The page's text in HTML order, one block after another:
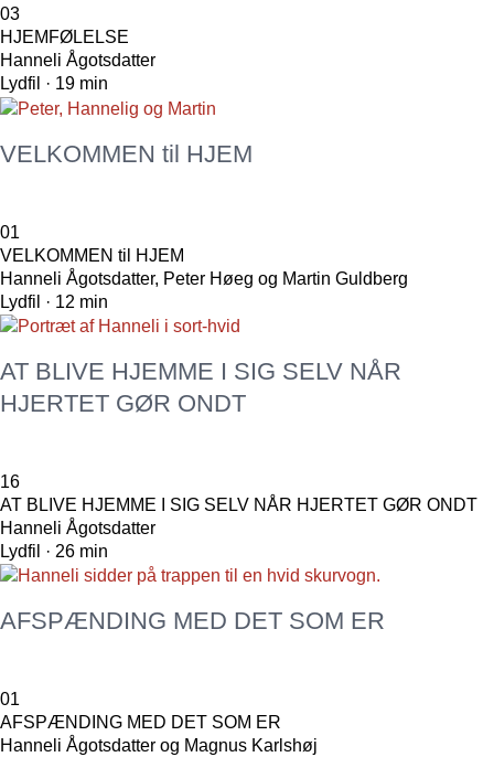
03
HJEMFØLELSE
Hanneli Ågotsdatter
Lydfil · 19 min
VELKOMMEN til HJEM
01
VELKOMMEN til HJEM
Hanneli Ågotsdatter, Peter Høeg og Martin Guldberg
Lydfil · 12 min
AT BLIVE HJEMME I SIG SELV NÅR
HJERTET GØR ONDT
16
AT BLIVE HJEMME I SIG SELV NÅR HJERTET GØR ONDT
Hanneli Ågotsdatter
Lydfil · 26 min
AFSPÆNDING MED DET SOM ER
01
AFSPÆNDING MED DET SOM ER
Hanneli Ågotsdatter og Magnus Karlshøj